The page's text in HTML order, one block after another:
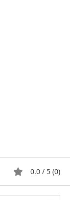
0.0 / 5 (0)